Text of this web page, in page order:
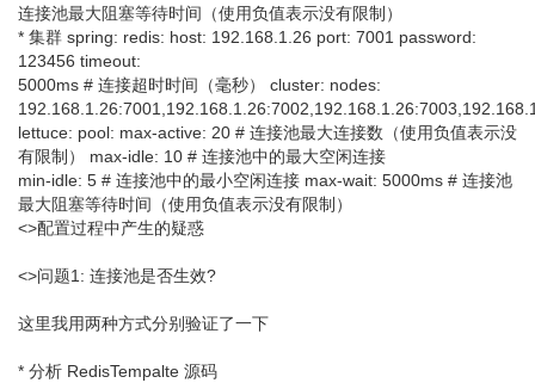
连接池最大阻塞等待时间（使用负值表示没有限制）
* 集群 spring: redis: host: 192.168.1.26 port: 7001 password:
123456 timeout:
5000ms # 连接超时时间（毫秒） cluster: nodes:
lettuce: pool: max-active: 20 # 连接池最大连接数（使用负值表示没
有限制） max-idle: 10 # 连接池中的最大空闲连接
min-idle: 5 # 连接池中的最小空闲连接 max-wait: 5000ms # 连接池
最大阻塞等待时间（使用负值表示没有限制）
<>配置过程中产生的疑惑
<>问题1: 连接池是否生效?
这里我用两种方式分别验证了一下
* 分析 RedisTempalte 源码